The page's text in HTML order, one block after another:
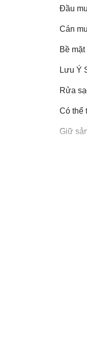
Đầu
Cán
Bề
Lưu Ý
Rửa
Có thể
Giữ